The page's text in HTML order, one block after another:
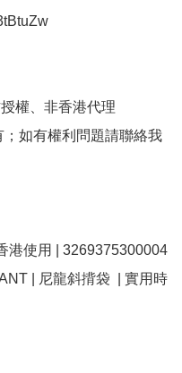
權、非香港代理
如有權利問題請聯絡我
港使用 | 3269375300004
| 尼龍斜揹袋  | 實用時